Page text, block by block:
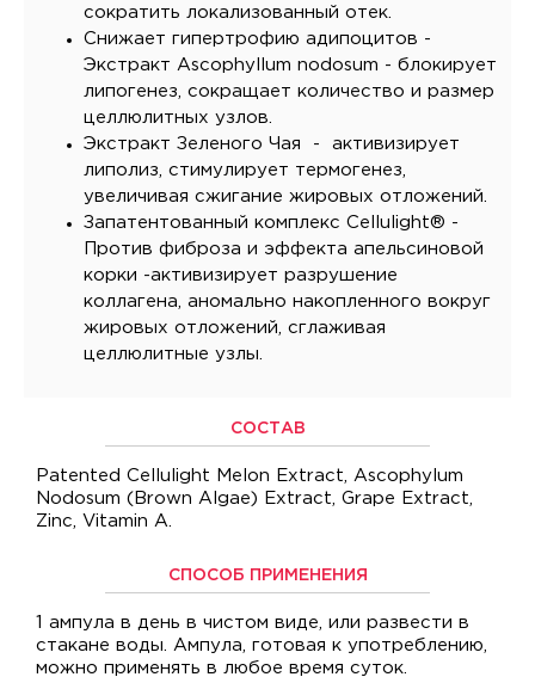
сократить локализованный отек.
Снижает гипертрофию адипоцитов -
Экстракт Ascophyllum nodosum - блокирует
липогенез, сокращает количество и размер
целлюлитных узлов.
Экстракт Зеленого Чая - активизирует
липолиз, стимулирует термогенез,
увеличивая сжигание жировых отложений.
Запатентованный комплекс Cellulight® -
Против фиброза и эффекта апельсиновой
корки -активизирует разрушение
коллагена, аномально накопленного вокруг
жировых отложений, сглаживая
целлюлитные узлы.
СОСТАВ
Patented Cellulight Melon Extract, Ascophylum
Nodosum (Brown Algae) Extract, Grape Extract,
Zinc, Vitamin A.
СПОСОБ ПРИМЕНЕНИЯ
1 ампула в день в чистом виде, или развести в
стакане воды. Ампула, готовая к употреблению,
можно применять в любое время суток.